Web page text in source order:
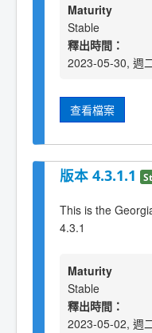
Maturity
Stable
釋出時間：
2023-05-30, 週
查看檔案
版本 4.3.1.1
This is the
4.3.1
Maturity
Stable
釋出時間：
2023-05-02, 週